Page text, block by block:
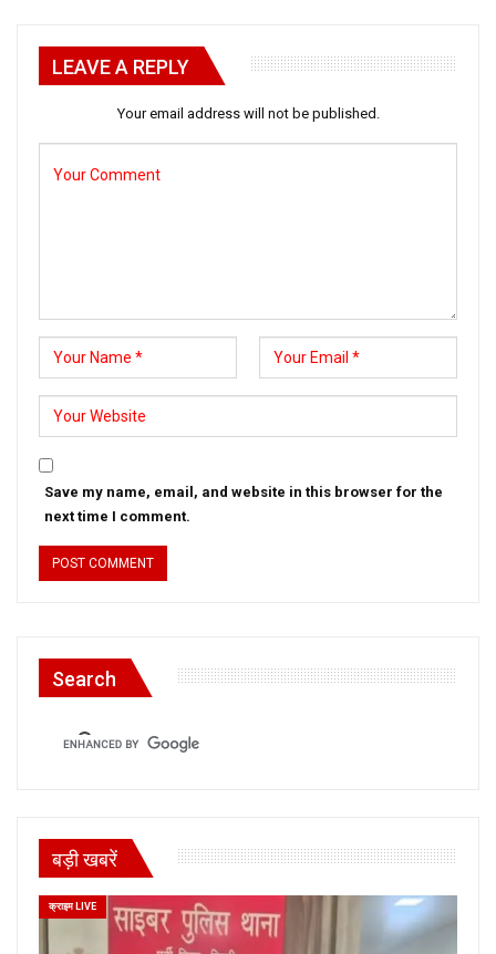
LEAVE A REPLY
Your email address will not be published.
Save my name, email, and website in this browser for the
next time I comment.
Search
बड़ी खबरें
क्राइम LIVE